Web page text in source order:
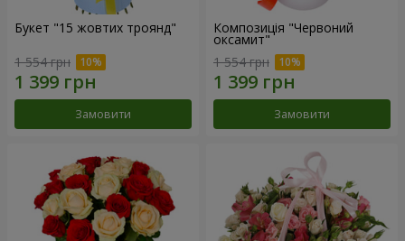
Букет "15 жовтих троянд"
1 554 грн
Замовити
Композиція "Червоний
оксамит"
1 554 грн
Замовити